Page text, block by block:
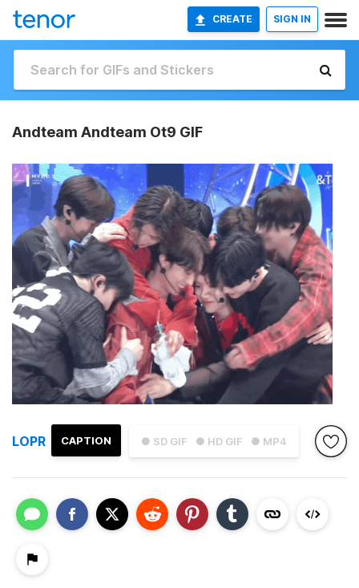
CREATE SIGN IN
Andteam Andteam Ot9 GIF
● SD GIF ● HD GIF ● MP4
CAPTION
LOPR